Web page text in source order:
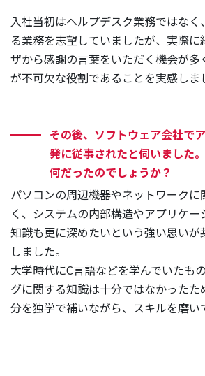
入社当初はヘルプデスク業務ではな
る業務を志望していましたが、実際に
ザから感謝の言葉をいただく機会が
が不可欠な役割であることを実感しま
その後、ソフトウェア会社で
発に従事されたと伺いました
何だったのでしょうか？
パソコンの周辺機器やネットワーク
く、システムの内部構造やアプリケ
知識も更に深めたいという強い思い
しました。
大学時代にC言語などを学んでいたも
グに関する知識は十分ではなかった
分を独学で補いながら、スキルを磨い